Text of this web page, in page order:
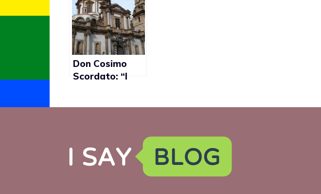
Don Cosimo
Scordato: “I
famiglia”